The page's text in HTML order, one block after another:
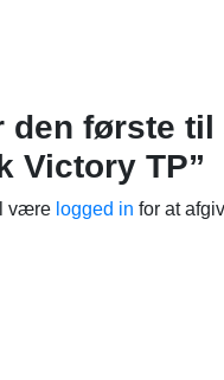
første til
Victory TP”
være logged in for at